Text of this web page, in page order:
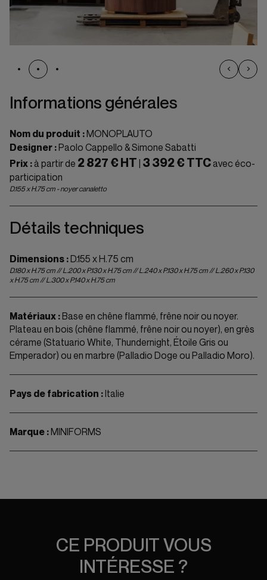
Informations générales
Nom du produit :MONOPLAUTO
Designer :Paolo Cappello & Simone Sabatti
Prix : à partir de 2 827 € HT 3 392 € TTC avec éco-
participation
D.155 x H.75 cm - noyer canaletto
Détails techniques
Dimensions :D.155 x H.75 cm
D.180 x H.75 cm // L.200 x P.130 x H.75 cm // L.240 x P.130 x H.75 cm // L.260 x P.130
x H.75 cm // L.300 x P.140 x H.75 cm
Matériaux :Base en chêne flammé, frêne noir ou noyer.
Plateau en bois (chêne flammé, frêne noir ou noyer), en grès
cérame (Statuario White, Thundernight, Étoile Gris ou
Emperador) ou en marbre (Palladio Doge ou Palladio Moro).
Pays de fabrication :Italie
Marque :MINIFORMS
CE PRODUIT VOUS
INTÉRESSE ?